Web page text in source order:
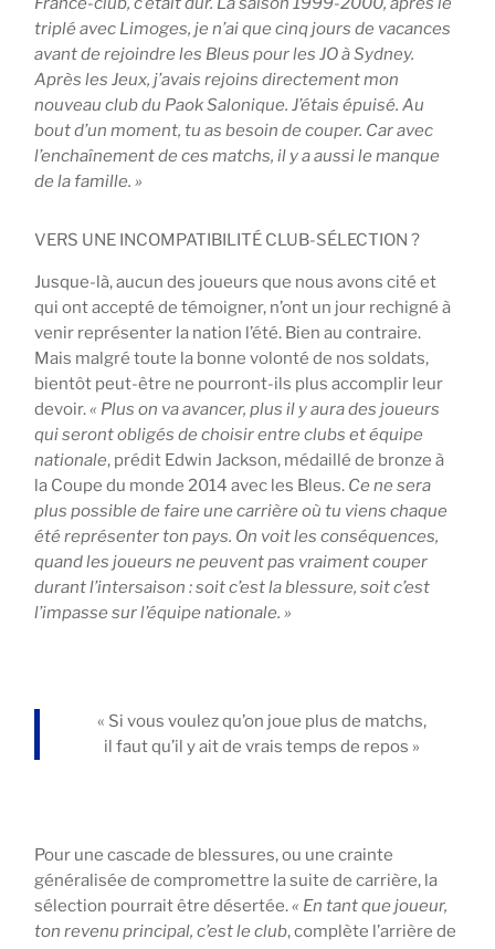
triplé avec Limoges, je n’ai que cinq jours de vacances
avant de rejoindre les Bleus pour les JO à Sydney.
Après les Jeux, j’avais rejoins directement mon
nouveau club du Paok Salonique. J’étais épuisé. Au
bout d’un moment, tu as besoin de couper. Car avec
l’enchaînement de ces matchs, il y a aussi le manque
de la famille. »
VERS UNE INCOMPATIBILITÉ CLUB-SÉLECTION ?
Jusque-là, aucun des joueurs que nous avons cité et
qui ont accepté de témoigner, n’ont un jour rechigné à
venir représenter la nation l’été. Bien au contraire.
Mais malgré toute la bonne volonté de nos soldats,
bientôt peut-être ne pourront-ils plus accomplir leur
devoir.« Plus on va avancer, plus il y aura des joueurs
qui seront obligés de choisir entre clubs et équipe
nationale, prédit Edwin Jackson, médaillé de bronze à
la Coupe du monde 2014 avec les Bleus. Ce ne sera
plus possible de faire une carrière où tu viens chaque
été représenter ton pays. On voit les conséquences,
quand les joueurs ne peuvent pas vraiment couper
durant l’intersaison : soit c’est la blessure, soit c’est
l’impasse sur l’équipe nationale. »
« Si vous voulez qu’on joue plus de matchs,
il faut qu’il y ait de vrais temps de repos »
Pour une cascade de blessures, ou une crainte
généralisée de compromettre la suite de carrière, la
sélection pourrait être désertée.« En tant que joueur,
ton revenu principal, c’est le club, complète l’arrière de